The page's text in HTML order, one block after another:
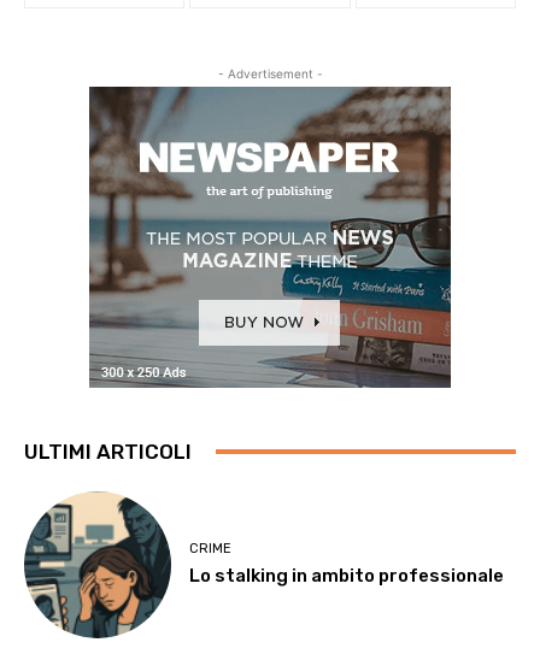
- Advertisement -
ULTIMI ARTICOLI
CRIME
Lo stalking in ambito professionale